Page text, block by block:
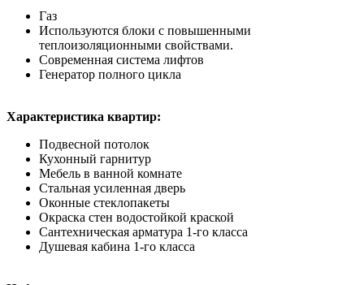
Газ
Используются блоки с повышенными
теплоизоляционными свойствами.
Современная система лифтов
Генератор полного цикла
Характеристика квартир:
Подвесной потолок
Кухонный гарнитур
Мебель в ванной комнате
Стальная усиленная дверь
Оконные стеклопакеты
Окраска стен водостойкой краской
Сантехническая арматура 1-го класса
Душевая кабина 1-го класса